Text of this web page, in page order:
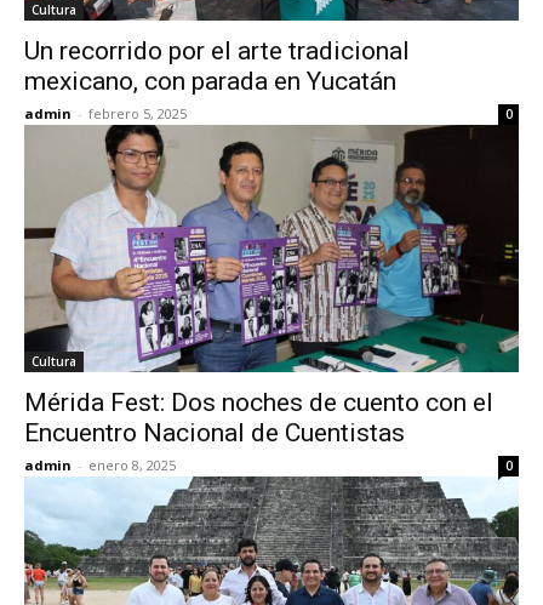
Cultura
Un recorrido por el arte tradicional
mexicano, con parada en Yucatán
admin - febrero 5, 2025 0
Cultura
Mérida Fest: Dos noches de cuento con el
Encuentro Nacional de Cuentistas
admin - enero 8, 2025 0